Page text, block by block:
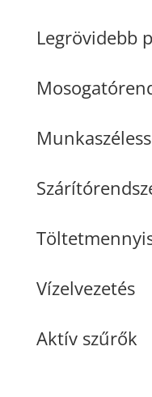
Legrövidebb
Vízelvezetés
Aktív szűrők